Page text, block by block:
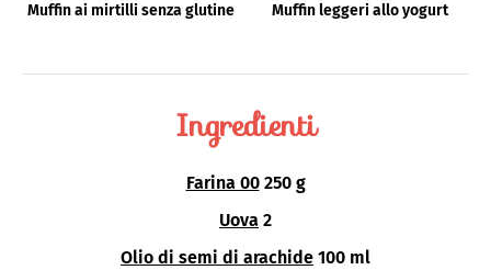
Muffin ai mirtilli senza glutine Muffin leggeri allo yogurt
Ingredienti
Farina 00 250 g
Uova 2
Olio di semi di arachide 100 ml